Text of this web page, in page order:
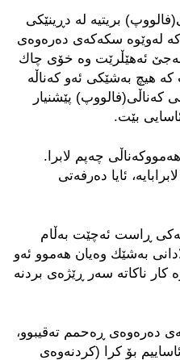
بریتیه‌ له‌ دڕینێكی
له‌وێوه‌ سكه‌كه‌ی ده‌ره‌وه‌ی
ئه‌هێڵرێت وه‌ ‌خۆی چاك
كه‌ هیچ به‌شێكی ئه‌و كه‌ناڵه
كه‌ناڵی(فالووپ) پێشنیار
بێت.
چه‌پم لابرا.
ئایا ده‌رفه‌تی
ڕاست ئه‌چێت به‌ڵام
به‌شێك وه‌یان هه‌موو ئه‌و
كار ناكاته‌ سه‌ر ڕێژه‌ی بردنه‌
ده‌ره‌وه‌ی ڕه‌حمم ته‌قیبوو،
بۆ كرا (كردنه‌وه‌ی